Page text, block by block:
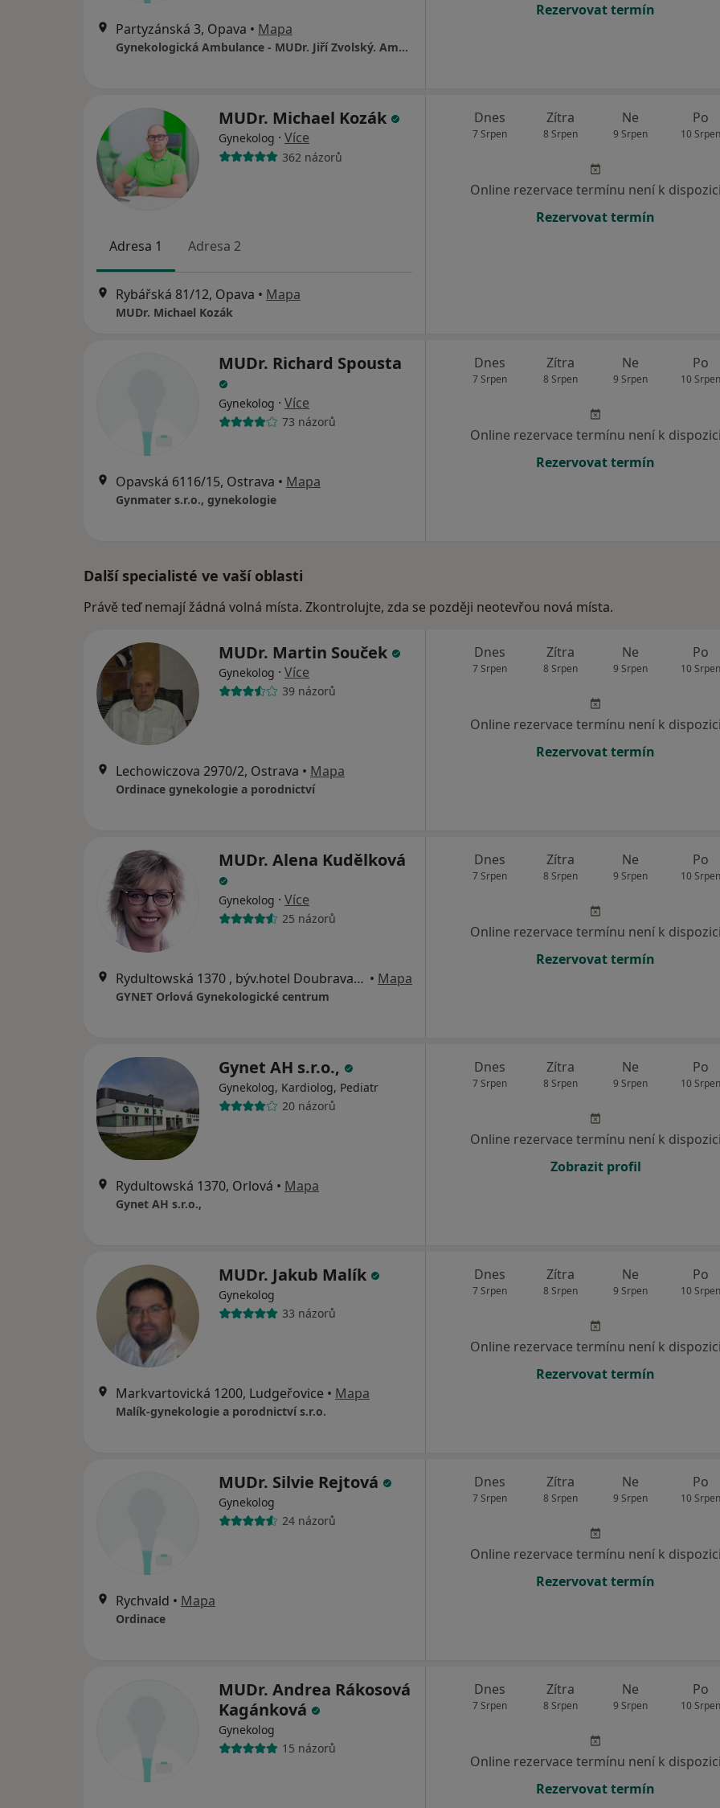
Partyzánská 3, Opava • Mapa
Gynekologická Ambulance - MUDr. Jiří Zvolský. Ambulance se nachází v 1.patře zdravotního střediska "KATKA"
Rezervovat termín
MUDr. Michael Kozák
Gynekolog · Více
362 názorů
Adresa 1 Adresa 2
Rybářská 81/12, Opava • Mapa
MUDr. Michael Kozák
Dnes
7 Srpen
Zítra
8 Srpen
Ne
9 Srpen
Po
10 Srpen
Online rezervace termínu není k dispozici
Rezervovat termín
MUDr. Richard Spousta
Gynekolog · Více
73 názorů
Opavská 6116/15, Ostrava • Mapa
Gynmater s.r.o., gynekologie
Dnes
7 Srpen
Zítra
8 Srpen
Ne
9 Srpen
Po
10 Srpen
Online rezervace termínu není k dispozici
Rezervovat termín
Další specialisté ve vaší oblasti
Právě teď nemají žádná volná místa. Zkontrolujte, zda se později neotevřou nová místa.
MUDr. Martin Souček
Gynekolog · Více
39 názorů
Lechowiczova 2970/2, Ostrava • Mapa
Ordinace gynekologie a porodnictví
Dnes
7 Srpen
Zítra
8 Srpen
Ne
9 Srpen
Po
10 Srpen
Online rezervace termínu není k dispozici
Rezervovat termín
MUDr. Alena Kudělková
Gynekolog · Více
25 názorů
Rydultowská 1370 , býv.hotel Doubravan, Orlová • Mapa
GYNET Orlová Gynekologické centrum
Dnes
7 Srpen
Zítra
8 Srpen
Ne
9 Srpen
Po
10 Srpen
Online rezervace termínu není k dispozici
Rezervovat termín
Gynet AH s.r.o.,
Gynekolog, Kardiolog, Pediatr
20 názorů
Rydultowská 1370, Orlová • Mapa
Gynet AH s.r.o.,
Dnes
7 Srpen
Zítra
8 Srpen
Ne
9 Srpen
Po
10 Srpen
Online rezervace termínu není k dispozici
Zobrazit profil
MUDr. Jakub Malík
Gynekolog
33 názorů
Markvartovická 1200, Ludgeřovice • Mapa
Malík-gynekologie a porodnictví s.r.o.
Dnes
7 Srpen
Zítra
8 Srpen
Ne
9 Srpen
Po
10 Srpen
Online rezervace termínu není k dispozici
Rezervovat termín
MUDr. Silvie Rejtová
Gynekolog
24 názorů
Rychvald • Mapa
Ordinace
Dnes
7 Srpen
Zítra
8 Srpen
Ne
9 Srpen
Po
10 Srpen
Online rezervace termínu není k dispozici
Rezervovat termín
MUDr. Andrea Rákosová
Kagánková
Gynekolog
15 názorů
Dnes
7 Srpen
Zítra
8 Srpen
Ne
9 Srpen
Po
10 Srpen
Online rezervace termínu není k dispozici
Rezervovat termín